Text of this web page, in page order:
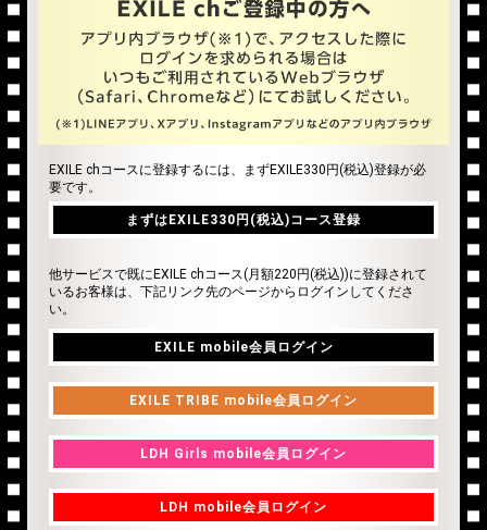
EXILE chコースに登録するには、まずEXILE330円(税込)登録が必
要です。
まずはEXILE330円(税込)コース登録
他サービスで既にEXILE chコース(月額220円(税込))に登録されて
いるお客様は、下記リンク先のページからログインしてくださ
い。
EXILE mobile会員ログイン
EXILE TRIBE mobile会員ログイン
EXILE TRIBE mobile会員ログイン
LDH Girls mobile会員ログイン
LDH Girls mobile会員ログイン
LDH mobile会員ログイン
LDH mobile会員ログイン